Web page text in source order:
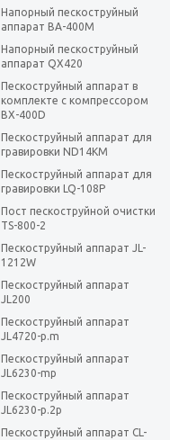
Напорный пескоструйный
аппарат BA-400M
Напорный пескоструйный
аппарат QX420
Пескоструйный аппарат в
комплекте с компрессором
BX-400D
Пескоструйный аппарат для
гравировки ND14KM
Пескоструйный аппарат для
гравировки LQ-108P
Пост пескоструйной очистки
TS-800-2
Пескоструйный аппарат JL-
1212W
Пескоструйный аппарат
JL200
Пескоструйный аппарат
JL4720-p.m
Пескоструйный аппарат
JL6230-mp
Пескоструйный аппарат
JL6230-p.2p
Пескоструйный аппарат CL-